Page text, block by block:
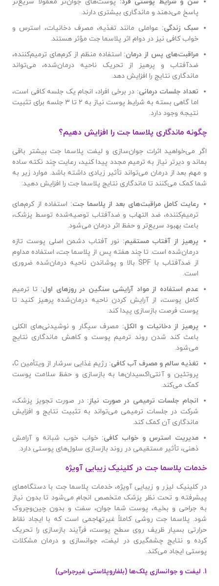
سن و شرایط پوستی فرد: پوست‌های جوان‌تر معمولاً سریع‌تر
پاسخ می‌دهند و ماندگاری بیشتری دارند.
سبک زندگی: عواملی مانند تغذیه، مصرف دخانیات، استرس و
خواب کافی نیز در دوام اثر پلاسما جت مؤثر هستند.
مراقبت‌های پس از درمان: استفاده منظم از کرم‌های ترمیم‌کننده،
ضدآفتاب و پرهیز از تحریک ناحیه درمان‌شده، می‌تواند
ماندگاری نتایج را افزایش دهد.
تعداد جلسات درمانی: در برخی افراد، انجام یک جلسه کافی است،
اما گاهی بسته به شرایط پوست نیاز به ۲ تا ۳ جلسه برای تثبیت
نتیجه وجود دارد.
چگونه ماندگاری پلاسما جت را افزایش دهیم؟
اگر می‌خواهید اثرات جوان‌سازی و لیفت پلاسما جت بیشتر باقی
بماند و دیرتر نیاز به ترمیم مجدد پیدا کنید، رعایت چند نکته ساده
و مهم بعد از درمان می‌تواند تأثیر زیادی داشته باشد. موارد زیر به
شما کمک می‌کنند تا ماندگاری نتایج پلاسما جت را افزایش دهید:
رعایت کامل مراقبت‌های بعد از پلاسما جت: استفاده از کرم‌های
ترمیم‌کننده، ضد التهاب و ضدآفتاب توصیه‌شده توسط پزشک،
باعث بهبود سریع‌تر و حفظ اثر درمان می‌شود.
پرهیز از آفتاب مستقیم: نور آفتاب دشمن اصلی پوست تازه
درمان‌شده است. تا چند هفته پس از پلاسما جت، استفاده مداوم
از ضدآفتاب با SPF بالا و پوشاندن ناحیه درمان‌شده ضروری
است.
عدم استفاده از مواد آرایشی سنگین در روزهای اول: تا ترمیم
کامل پوست، از آرایش کردن ناحیه درمان‌شده پرهیز کنید تا
پوست فرصت بازسازی پیدا کند.
پرهیز از دخانیات و الکل: مصرف سیگار و نوشیدنی‌های الکلی
باعث کند شدن روند ترمیم پوست و کاهش ماندگاری نتایج
می‌شود.
تغذیه سالم و مصرف آب کافی:
رژیم غذایی سرشار از ویتأمین C،
پروتئین و آنتی‌اکسیدان‌ها به بازسازی و حفظ سلامت پوست
کمک می‌کند.
انجام جلسات ترمیمی در صورت نیاز: در صورت تجویز پزشک،
شرکت در جلسات ترمیمی می‌تواند به تثبیت نتایج و افزایش
ماندگاری آن کمک کند.
مدیریت استرس و خواب کافی: خواب خوب شبانه و آرامش
ذهنی، تأثیر مستقیمی در روند بازسازی سلول‌های پوستی دارد.
خدمات پلاسما جت در کلینیک زیبایی آویژه
در کلینیک لیزر و زیبایی آویژه، خدمات پلاسما جت با دستگاه‌های
پیشرفته و تحت نظر پزشک متخصص انجام می‌شود تا بدون نیاز
به جراحی و بخیه، پوست شما جوان، سفت و بدون چین‌وچروک
شود. پلاسما جت روشی کاملاً غیرتهاجمی است که با ایجاد نقاط
حرارتی بسیار ظریف روی سطح پوست، فرآیند بازسازی را تحریک
کرده و نتایج چشمگیری در لیفت، جوانسازی و درمان مشکلات
پوستی ایجاد می‌کند.
1. لیفت و جوانسازی پلک‌ها (بلفاروپلاستی غیرجراحی)